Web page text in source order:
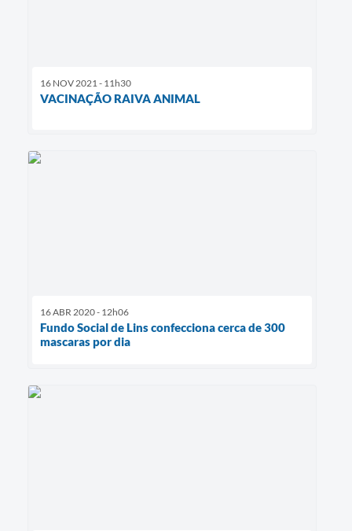
16 NOV 2021 - 11h30
VACINAÇÃO RAIVA ANIMAL
16 ABR 2020 - 12h06
Fundo Social de Lins confecciona cerca de 300
mascaras por dia